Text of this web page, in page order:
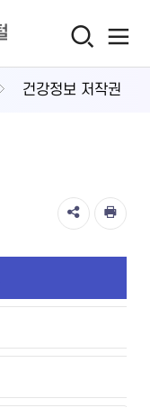
건강정보 저작권